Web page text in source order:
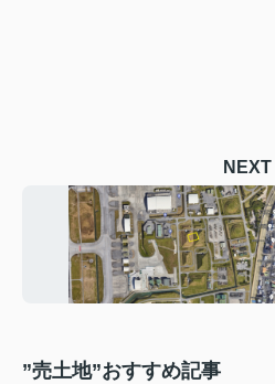
NEXT
”売土地”おすすめ記事